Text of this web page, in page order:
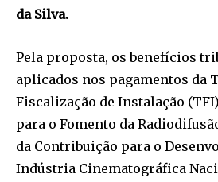
da Silva.
Pela proposta, os benefícios
aplicados nos pagamentos da
Fiscalização de Instalação
para o Fomento da
da Contribuição para o
Indústria Cinematográfica